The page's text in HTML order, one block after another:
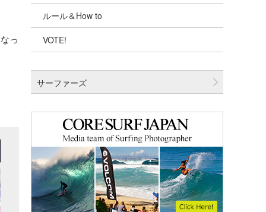
っ
伊豆
千葉南
四国
沖縄
ルール＆How to
VOTE!
サーファーズ